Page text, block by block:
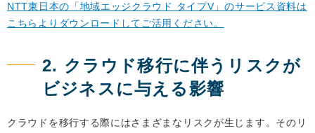
NTT東日本の「地域エッジクラウド タイプV」のサービス資料は
こちらよりダウンロードしてご活用ください。
2. クラウド移行に伴うリスクが
ビジネスに与える影響
クラウドを移行する際にはさまざまなリスクが生じます。そのリ